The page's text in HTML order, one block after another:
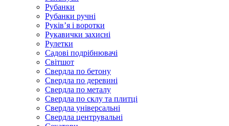
Рубанки
Рубанки ручні
Руківʼя і воротки
Рукавички захисні
Рулетки
Садові подрібнювачі
Світшот
Свердла по бетону
Свердла по деревині
Свердла по металу
Свердла по склу та плитці
Свердла універсальні
Свердла центрувальні